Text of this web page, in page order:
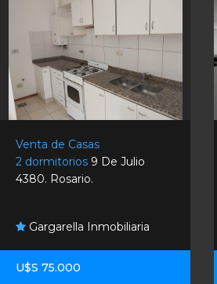
Venta de Casas
2 dormitorios 9 De Julio
4380. Rosario.
Gargarella Inmobiliaria
U$S 75.000